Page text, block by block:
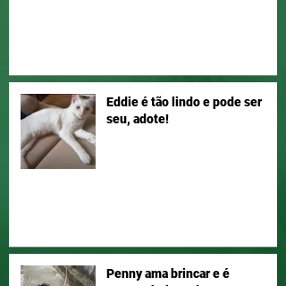
Eddie é tão lindo e pode ser
seu, adote!
Penny ama brincar e é